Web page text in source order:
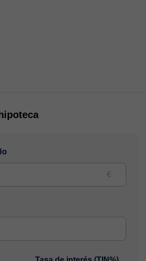
€